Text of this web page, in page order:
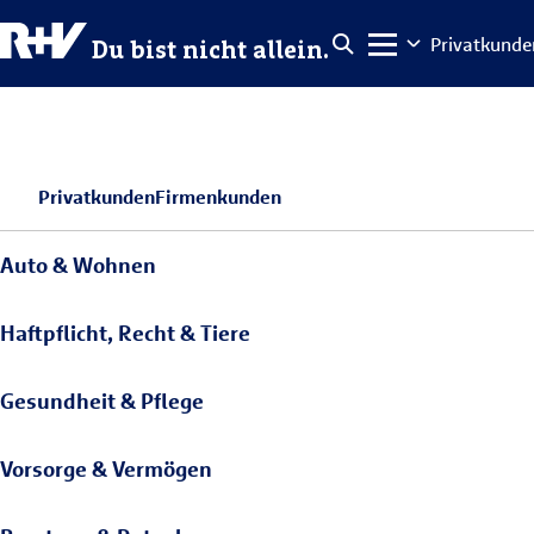
Du bist nicht allein.
PrivatkundenFirmenkunden
Auto & Wohnen
Haftpflicht, Recht & Tiere
Gesundheit & Pflege
Vorsorge & Vermögen